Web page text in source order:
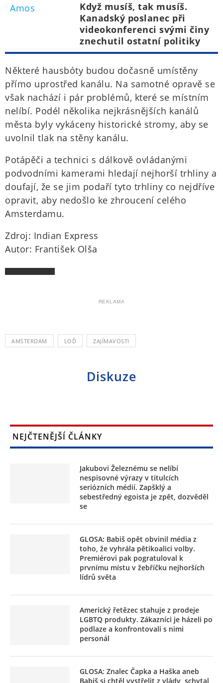
Když musíš, tak musíš.
Kanadský poslanec při
videokonferenci svými činy
znechutil ostatní politiky
Některé hausbóty budou dočasně umístěny
přímo uprostřed kanálu. Na samotné opravě se
však nachází i pár problémů, které se místním
nelíbí. Podél několika nejkrásnějších kanálů
města byly vykáceny historické stromy, aby se
uvolnil tlak na stěny kanálu.
Potápěči a technici s dálkově ovládanými
podvodními kamerami hledají nejhorší trhliny a
doufají, že se jim podaří tyto trhliny co nejdříve
opravit, aby nedošlo ke zhroucení celého
Amsterdamu.
Zdroj: Indian Express
Autor: František Olša
REKLAMA
AMSTERDAM LOĎ ZAJÍMAVOSTI
Diskuze
NEJČTENĚJŠÍ ČLÁNKY
Jakubovi Železnému se nelíbí
nespisovné výrazy v titulcích
seriózních médií. Zapšklý a
sebestředný egoista je zpět, dozvěděl
se
GLOSA: Babiš opět obvinil média z
toho, že vyhrála pětikoalici volby.
Premiérovi pak pogratuloval k
prvnímu místu v žebříčku nejhorších
lídrů světa
Americký řetězec stahuje z prodeje
LGBTQ produkty. Zákazníci je házeli po
podlaze a konfrontovali s nimi
personál
GLOSA: Znalec Čapka a Haška aneb
Babiš si chtěl vystřelit z vlády, schytal